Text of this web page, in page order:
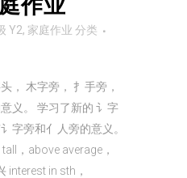
Y2, 家庭作业 分类
， 木字旁， 扌手旁，
义。 学习了新的 讠字
字旁和亻人旁的意义。
，above average，
interest in sth，